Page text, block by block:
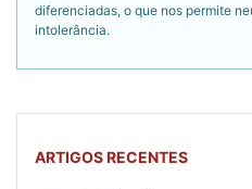
diferenciadas, o que nos permite
intolerância.
ARTIGOS RECENTES